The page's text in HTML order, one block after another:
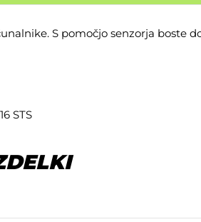
S pomočjo senzorja boste
STS